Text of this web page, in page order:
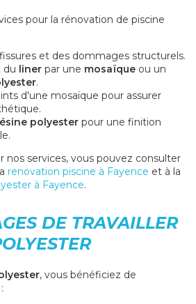
pour la rénovation de piscine
et des dommages structurels.
du liner par une mosaïque ou un
.
d'une mosaïque pour assurer
polyester pour une finition
nos services, vous pouvez consulter
renovation piscine à Fayence et à la
à Fayence.
DE TRAVAILLER
, vous bénéficiez de